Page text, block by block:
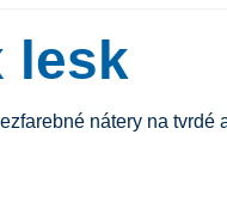
lesk
nátery na tvrdé